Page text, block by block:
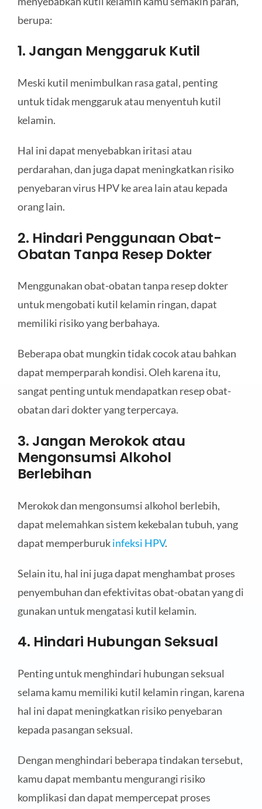
berupa:
1. Jangan Menggaruk Kutil
Meski kutil menimbulkan rasa gatal, penting
untuk tidak menggaruk atau menyentuh kutil
kelamin.
Hal ini dapat menyebabkan iritasi atau
perdarahan, dan juga dapat meningkatkan risiko
penyebaran virus HPV ke area lain atau kepada
orang lain.
2. Hindari Penggunaan Obat-
Obatan Tanpa Resep Dokter
Menggunakan obat-obatan tanpa resep dokter
untuk mengobati kutil kelamin ringan, dapat
memiliki risiko yang berbahaya.
Beberapa obat mungkin tidak cocok atau bahkan
dapat memperparah kondisi. Oleh karena itu,
sangat penting untuk mendapatkan resep obat-
obatan dari dokter yang terpercaya.
3. Jangan Merokok atau
Mengonsumsi Alkohol
Berlebihan
Merokok dan mengonsumsi alkohol berlebih,
dapat melemahkan sistem kekebalan tubuh, yang
dapat memperburukinfeksi HPV.
Selain itu, hal ini juga dapat menghambat proses
penyembuhan dan efektivitas obat-obatan yang di
gunakan untuk mengatasi kutil kelamin.
4. Hindari Hubungan Seksual
Penting untuk menghindari hubungan seksual
selama kamu memiliki kutil kelamin ringan, karena
hal ini dapat meningkatkan risiko penyebaran
kepada pasangan seksual.
Dengan menghindari beberapa tindakan tersebut,
kamu dapat membantu mengurangi risiko
komplikasi dan dapat mempercepat proses